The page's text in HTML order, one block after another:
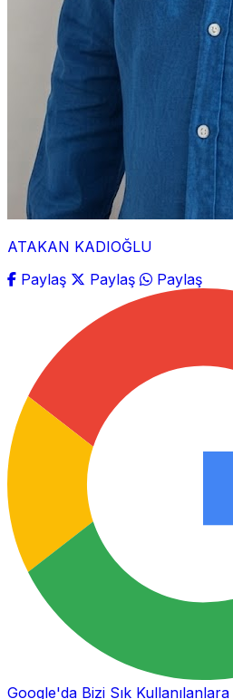
ATAKAN KADIOĞLU
Paylaş
Paylaş Paylaş
Google'da Bizi Sık